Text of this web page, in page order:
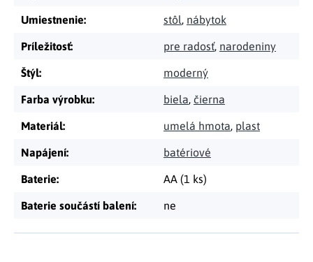
Umiestnenie: stôl, nábytok
Príležitosť: pre radosť, narodeniny
Štýl: moderný
Farba výrobku: biela, čierna
Materiál: umelá hmota, plast
Napájení: batériové
Baterie: AA (1 ks)
Baterie součástí balení: ne